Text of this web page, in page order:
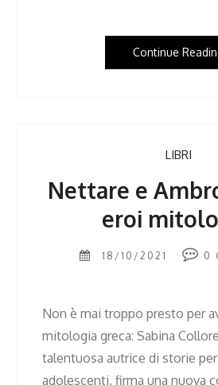
Continue
LIBRI
Nettare e
eroi
18/10/2021 0
Non è mai troppo presto per
mitologia greca: Sabina
talentuosa autrice di storie per
adolescenti, firma una nuova